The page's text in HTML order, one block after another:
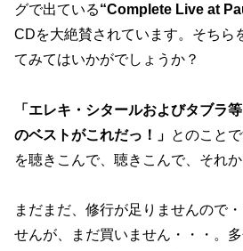
グで出ている“Complete Live at
CDを大絶賛されています。そちら
てみてはいかがでしょうか？
「エレキ・シタールおよびタブラ
のベストがこれだっ！」 とのこと
を聴きこんで、聴きこんで、それ
まだまだ、修行が足りませんので
せんが、まだ買いません・・・。